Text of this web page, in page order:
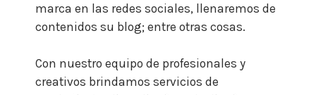
marca en las redes sociales, llenaremos de
contenidos su blog; entre otras cosas.
Con nuestro equipo de profesionales y
creativos brindamos servicios de